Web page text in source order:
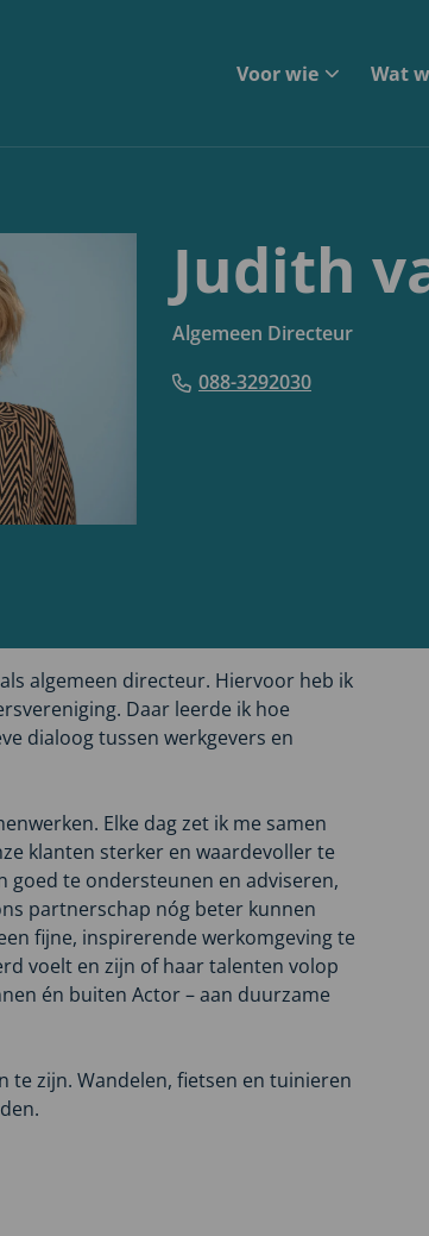
Voor wie Wat
Judith
Algemeen Directeur
088-3292030
algemeen directeur. Hiervoor heb ik
Daar leerde ik hoe
dialoog tussen werkgevers en
Elke dag zet ik me samen
klanten sterker en waardevoller te
goed te ondersteunen en adviseren,
partnerschap nóg beter kunnen
fijne, inspirerende werkomgeving te
voelt en zijn of haar talenten volop
én buiten Actor – aan duurzame
te zijn. Wandelen, fietsen en tuinieren